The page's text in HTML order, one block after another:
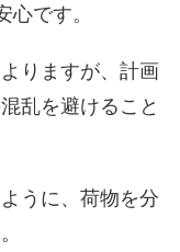
です。
りますが、計画
乱を避けること
うに、荷物を分